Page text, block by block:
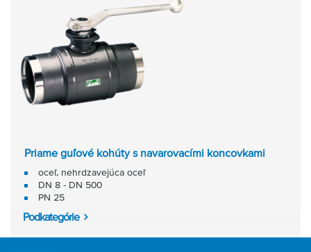
Priame guľové kohúty s navarovacími koncovkami
oceľ, nehrdzavejúca oceľ
DN 8 - DN 500
PN 25
Podkategórie